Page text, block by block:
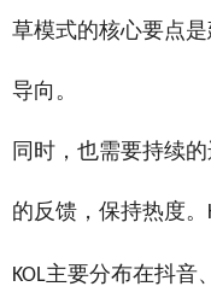
草模式的核心要点
导向。
同时，也需要持续
的反馈，保持热度。
KOL主要分布在抖音